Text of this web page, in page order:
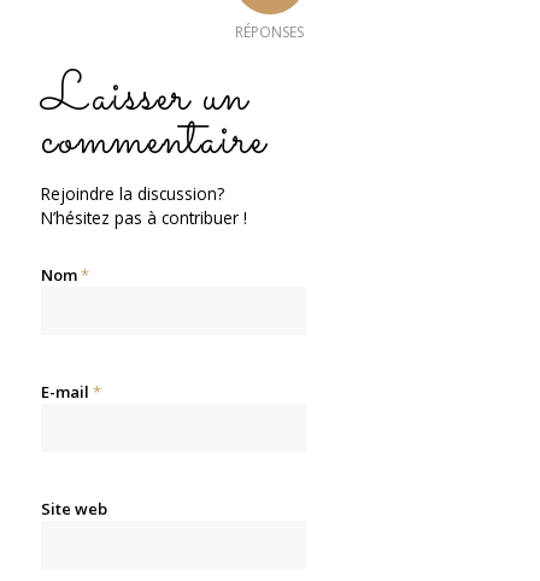
RÉPONSES
Laisser un
commentaire
Rejoindre la discussion?
N’hésitez pas à contribuer !
Nom*
E-mail *
Site web